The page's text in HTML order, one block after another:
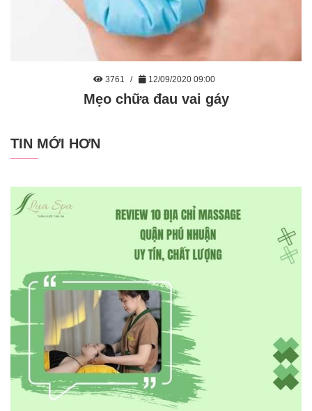
3761 12/09/2020 09:00
Mẹo chữa đau vai gáy
TIN MỚI HƠN